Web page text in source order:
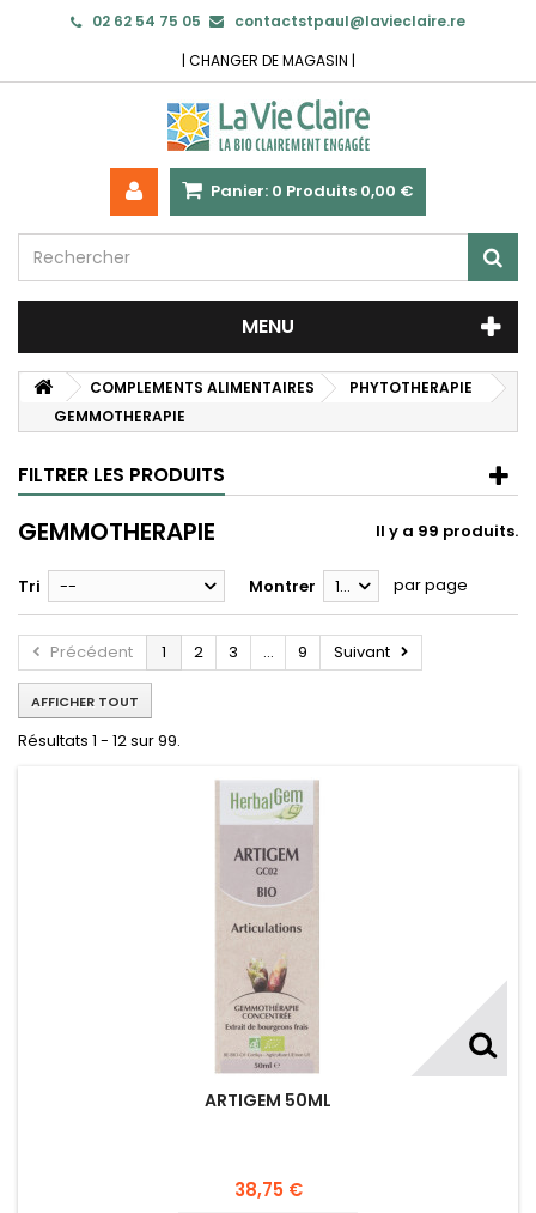
02 62 54 75 05
contactstpaul@lavieclaire.re
| CHANGER DE MAGASIN |
Panier: 0 Produits 0,00 €
MENU
COMPLEMENTS ALIMENTAIRES
PHYTOTHERAPIE
GEMMOTHERAPIE
FILTRER LES PRODUITS
GEMMOTHERAPIE Il y a 99 produits.
Tri -- Montrer 12 par page
Précédent 1 2 3 ... 9 Suivant
AFFICHER TOUT
Résultats 1 - 12 sur 99.
ARTIGEM 50ML
38,75 €